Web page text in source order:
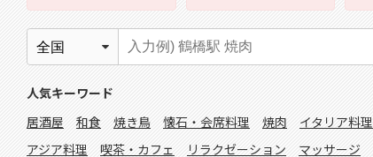
人気キーワード
居酒屋
和食 焼き鳥 懐石・会席料理 焼肉 イタリア料理
アジア料理
喫茶・カフェ リラクゼーション マッサージ